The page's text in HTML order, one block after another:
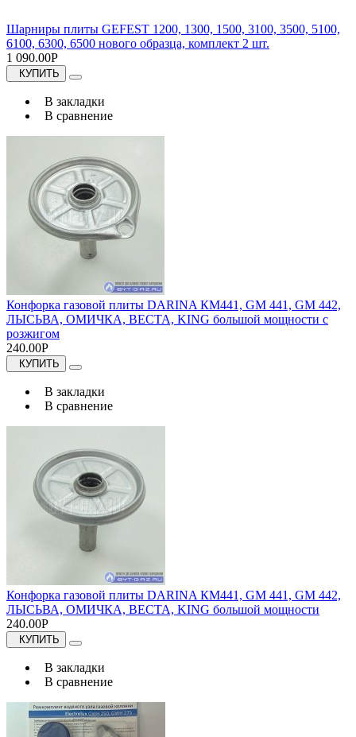
Шарниры плиты GEFEST 1200, 1300, 1500, 3100, 3500, 5100,
6100, 6300, 6500 нового образца, комплект 2 шт.
1 090.00Р
КУПИТЬ
В закладки
В сравнение
Конфорка газовой плиты DARINA КМ441, GM 441, GM 442,
ЛЫСЬВА, ОМИЧКА, ВЕСТА, KING большой мощности с
розжигом
240.00Р
КУПИТЬ
В закладки
В сравнение
Конфорка газовой плиты DARINA КМ441, GM 441, GM 442,
ЛЫСЬВА, ОМИЧКА, ВЕСТА, KING большой мощности
240.00Р
КУПИТЬ
В закладки
В сравнение